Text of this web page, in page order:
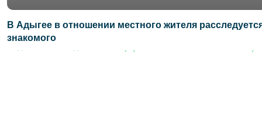
В Адыгее в отношении местного жителя
знакомого